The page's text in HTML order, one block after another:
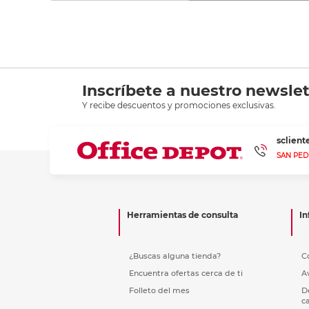
Inscríbete a nuestro
Y recibe descuentos y promociones exclusivas.
SAN
Herramientas de consulta
¿Buscas alguna tienda?
Encuentra ofertas cerca de ti
Folleto del mes